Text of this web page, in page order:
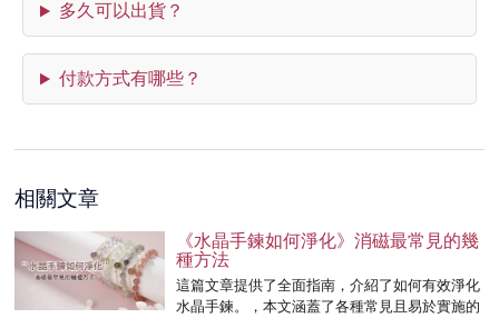
多久可以出貨？
付款方式有哪些？
相關文章
《水晶手鍊如何淨化》消磁最常見的幾
種方法
這篇文章提供了全面指南，介紹了如何有效淨化
水晶手鍊。，本文涵蓋了各種常見且易於實施的